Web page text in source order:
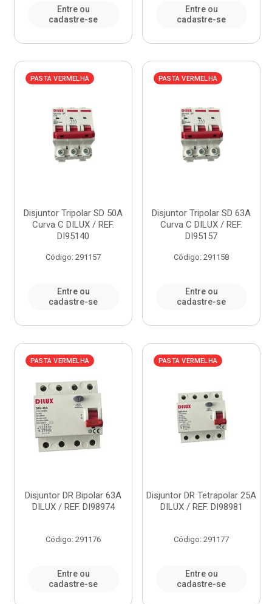
Entre ou
cadastre-se
Entre ou
cadastre-se
PASTA VERMELHA
Disjuntor Tripolar SD 50A
Curva C DILUX / REF.
DI95140
Código: 291157
Entre ou
cadastre-se
PASTA VERMELHA
Disjuntor Tripolar SD 63A
Curva C DILUX / REF.
DI95157
Código: 291158
Entre ou
cadastre-se
PASTA VERMELHA
Disjuntor DR Bipolar 63A
DILUX / REF. DI98974
Código: 291176
Entre ou
cadastre-se
PASTA VERMELHA
Disjuntor DR Tetrapolar 25A
DILUX / REF. DI98981
Código: 291177
Entre ou
cadastre-se